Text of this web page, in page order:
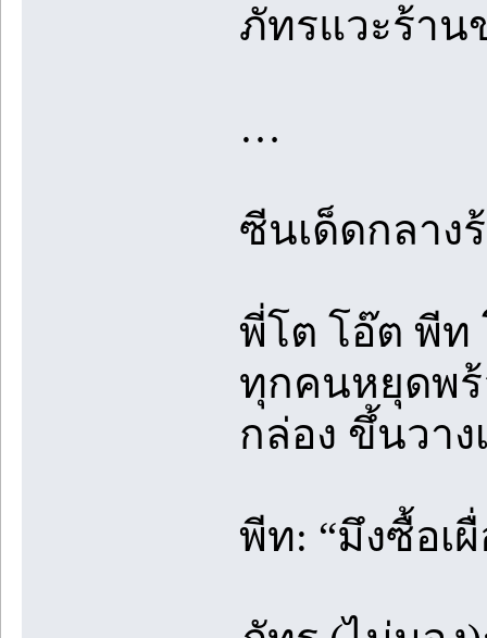
ภัทรแวะร้าน
…
ซีนเด็ดกลาง
พี่โต โอ๊ต พีท
ทุกคนหยุดพ
กล่อง ขึ้นวาง
พีท: “มึงซื้อเ